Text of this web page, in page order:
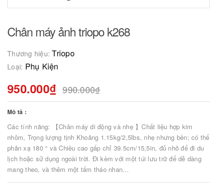
Chân máy ảnh triopo k268
Thương hiệu:Triopo
Loại: Phụ Kiện
950.000₫ 990.000₫
Mô tả :
Các tính năng: 【Chân máy di động và nhẹ 】Chất liệu hợp kim
nhôm, Trọng lượng tịnh Khoảng 1.15kg/2,5lbs, nhẹ nhưng bền; có thể
phản xạ 180 ° và Chiều cao gấp chỉ 39.5cm/15,5in, đủ nhỏ để đi du
lịch hoặc sử dụng ngoài trời. Đi kèm với một túi lưu trữ để dễ dàng
mang theo, và thêm một tấm tháo nhan...